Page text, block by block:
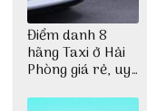
Điểm danh 8
hãng Taxi ở Hải
Phòng giá rẻ, uy